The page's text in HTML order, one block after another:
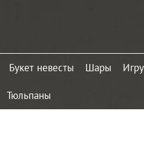
Букет невесты Шары
Тюльпаны